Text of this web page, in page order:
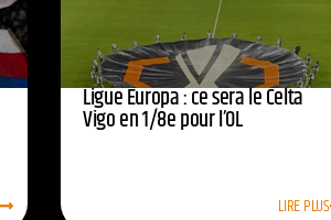
Ligue Europa : ce sera le Celta
Vigo en 1/8e pour l’OL
LIRE PLUS